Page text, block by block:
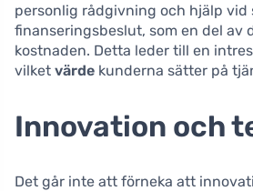
personlig rådgivning och hjälp vid
finanseringsbeslut, som en del av
kostnaden. Detta leder till en
vilket värde kunderna sätter på
Innovation och
Det går inte att förneka att